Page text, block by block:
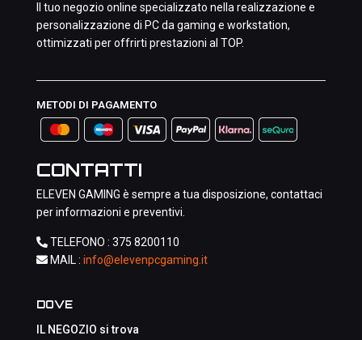
Il tuo negozio online specializzato nella realizzazione e
personalizzazione di PC da gaming e workstation,
ottimizzati per offrirti prestazioni al TOP.
METODI DI PAGAMENTO
CONTATTI
ELEVEN GAMING è sempre a tua disposizione, contattaci
per informazioni e preventivi.
TELEFONO : 375 8200110
MAIL : info@elevenpcgaming.it
DOVE
IL NEGOZIO si trova